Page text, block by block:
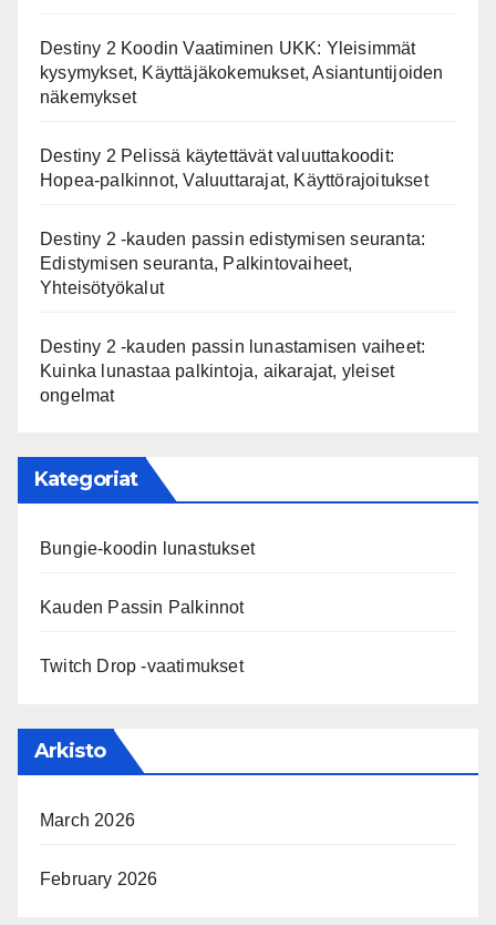
Destiny 2 Koodin Vaatiminen UKK: Yleisimmät
kysymykset, Käyttäjäkokemukset, Asiantuntijoiden
näkemykset
Destiny 2 Pelissä käytettävät valuuttakoodit:
Hopea-palkinnot, Valuuttarajat, Käyttörajoitukset
Destiny 2 -kauden passin edistymisen seuranta:
Edistymisen seuranta, Palkintovaiheet,
Yhteisötyökalut
Destiny 2 -kauden passin lunastamisen vaiheet:
Kuinka lunastaa palkintoja, aikarajat, yleiset
ongelmat
Kategoriat
Bungie-koodin lunastukset
Kauden Passin Palkinnot
Twitch Drop -vaatimukset
Arkisto
March 2026
February 2026